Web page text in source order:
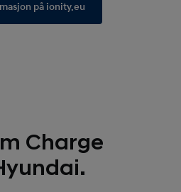
på ionity.eu
Charge